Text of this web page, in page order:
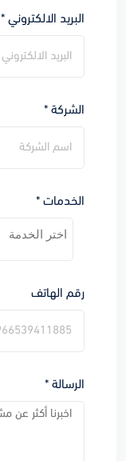
البريد الالكتروني *
الشركة *
الخدمات *
رقم الهاتف
الرسالة *